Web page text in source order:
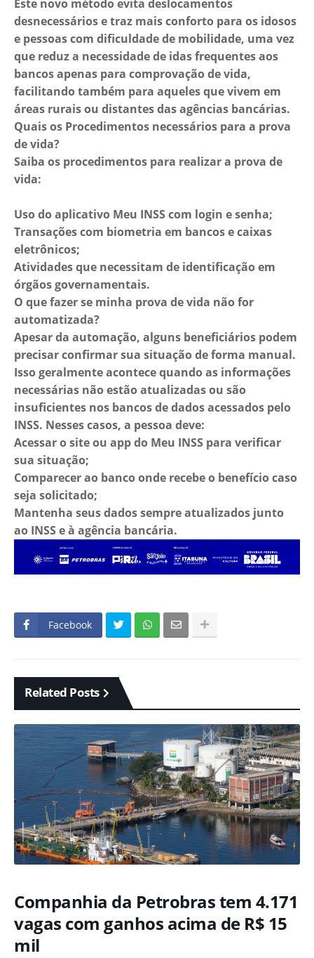
Este novo método evita deslocamentos
desnecessários e traz mais conforto para os idosos
e pessoas com dificuldade de mobilidade, uma vez
que reduz a necessidade de idas frequentes aos
bancos apenas para comprovação de vida,
facilitando também para aqueles que vivem em
áreas rurais ou distantes das agências bancárias.
Quais os Procedimentos necessários para a prova
de vida?
Saiba os procedimentos para realizar a prova de
vida:
Uso do aplicativo Meu INSS com login e senha;
Transações com biometria em bancos e caixas
eletrônicos;
Atividades que necessitam de identificação em
órgãos governamentais.
O que fazer se minha prova de vida não for
automatizada?
Apesar da automação, alguns beneficiários podem
precisar confirmar sua situação de forma manual.
Isso geralmente acontece quando as informações
necessárias não estão atualizadas ou são
insuficientes nos bancos de dados acessados pelo
INSS. Nesses casos, a pessoa deve:
Acessar o site ou app do Meu INSS para verificar
sua situação;
Comparecer ao banco onde recebe o benefício caso
seja solicitado;
Mantenha seus dados sempre atualizados junto
ao INSS e à agência bancária.
Facebook
Related Posts
Companhia da Petrobras tem 4.171
vagas com ganhos acima de R$ 15
mil